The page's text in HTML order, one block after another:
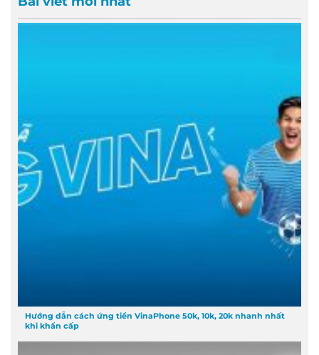
Hướng dẫn cách ứng tiền VinaPhone 50k, 10k, 20k nhanh nhất
khi khẩn cấp